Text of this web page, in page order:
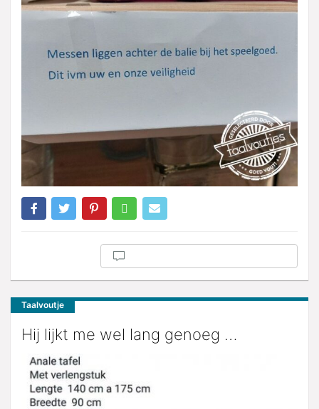
Taalvoutje
Hij lijkt me wel lang genoeg …